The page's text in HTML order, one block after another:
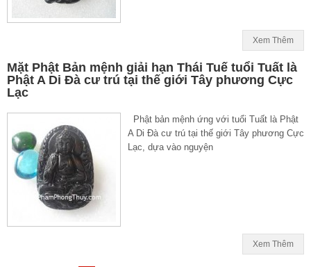
Xem Thêm
Mặt Phật Bản mệnh giải hạn Thái Tuế tuổi Tuất là
Phật A Di Đà cư trú tại thế giới Tây phương Cực
Lạc
Phật bản mệnh ứng với tuổi Tuất là Phật
A Di Đà cư trú tại thế giới Tây phương Cực
Lạc, dựa vào nguyện
Xem Thêm